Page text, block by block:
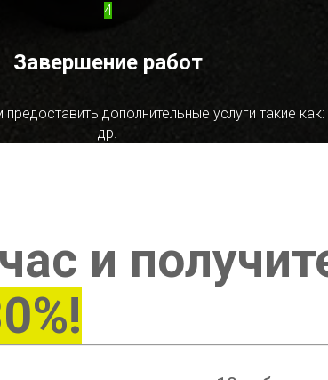
4
Завершение работ
дополнительные услуги такие
др.
и